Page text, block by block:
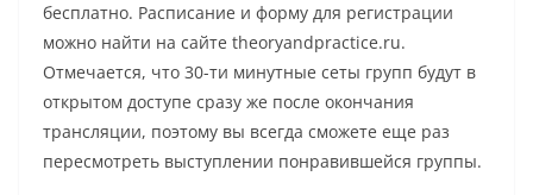
бесплатно. Расписание и форму для регистрации
можно найти на сайте theoryandpractice.ru.
Отмечается, что 30-ти минутные сеты групп будут в
открытом доступе сразу же после окончания
трансляции, поэтому вы всегда сможете еще раз
пересмотреть выступлении понравившейся группы.